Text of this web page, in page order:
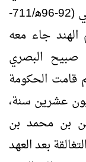
للمنطقة على يد محمد بن قاسم الثقفي (92-96ﻫ/711-
الهند جاء معه
صبيح البصري
قامت الحكومة
عشرين سنة،
بن محمد بن
بعد العهد